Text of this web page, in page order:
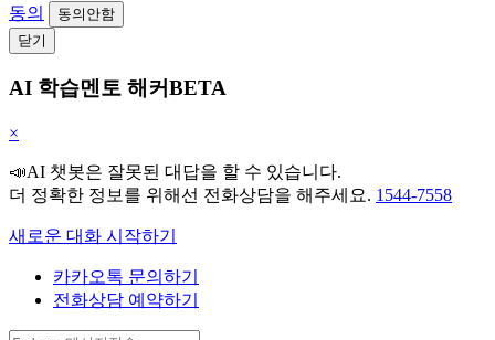
동의
동의안함
닫기
AI 학습멘토 해커BETA
×
📣AI 챗봇은 잘못된 대답을 할 수 있습니다.
더 정확한 정보를 위해선 전화상담을 해주세요. 1544-7558
새로운 대화 시작하기
카카오톡 문의하기
전화상담 예약하기